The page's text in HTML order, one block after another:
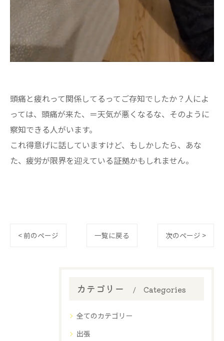
頭痛と疲れって関係してるってご存知でしたか？人によ
っては、頭痛が来た、＝天気が悪くなるな、そのように
察知できる人がいます。⁡
⁡これ得意げに話していますけど、もしかしたら、あな
た、疲労が限界を迎えている証拠かもしれません。
< 前のページ 一覧に戻る 次のページ >
カテゴリー Categories
全てのカテゴリー
出張